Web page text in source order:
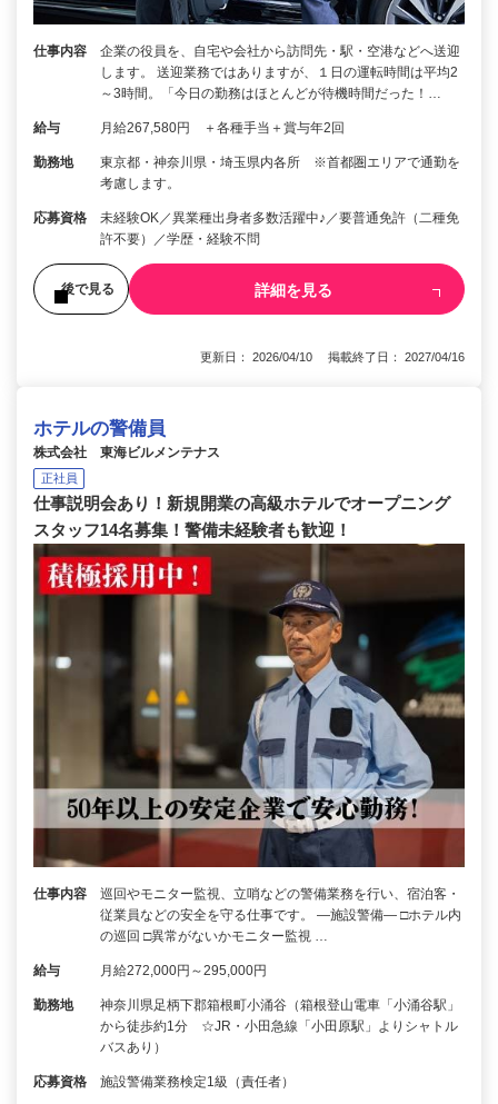
仕事内容
企業の役員を、自宅や会社から訪問先・駅・空港などへ送迎
します。 送迎業務ではありますが、１日の運転時間は平均2
～3時間。「今日の勤務はほとんどが待機時間だった！…
給与 月給267,580円 ＋各種手当＋賞与年2回
勤務地
東京都・神奈川県・埼玉県内各所 ※首都圏エリアで通勤を
考慮します。
応募資格
未経験OK／異業種出身者多数活躍中♪／要普通免許（二種免
許不要）／学歴・経験不問
後で見る 詳細を見る
更新日： 2026/04/10 掲載終了日： 2027/04/16
ホテルの警備員
株式会社 東海ビルメンテナス
正社員
仕事説明会あり！新規開業の高級ホテルでオープニング
スタッフ14名募集！警備未経験者も歓迎！
仕事内容
巡回やモニター監視、立哨などの警備業務を行い、宿泊客・
従業員などの安全を守る仕事です。 ―施設警備― □ホテル内
の巡回 □異常がないかモニター監視 …
給与 月給272,000円～295,000円
勤務地
神奈川県足柄下郡箱根町小涌谷（箱根登山電車「小涌谷駅」
から徒歩約1分 ☆JR・小田急線「小田原駅」よりシャトル
バスあり）
応募資格 施設警備業務検定1級（責任者）